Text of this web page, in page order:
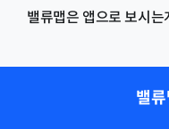
밸류맵은 앱으로 보시
밸류